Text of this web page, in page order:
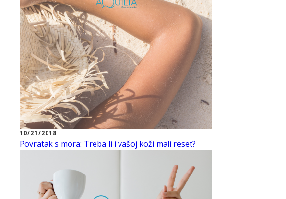
10/21/2018
Povratak s mora: Treba li i vašoj koži mali reset?